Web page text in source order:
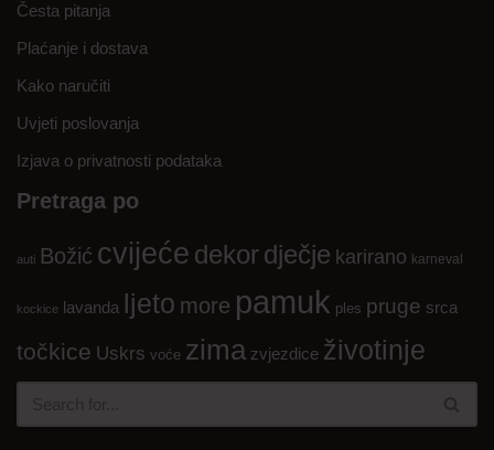
Česta pitanja
Plaćanje i dostava
Kako naručiti
Uvjeti poslovanja
Izjava o privatnosti podataka
Pretraga po
auti Božić cvijeće dekordječje karirano karneval
kockice lavanda ljeto more pamuk ples pruge srca
točkice Uskrs voće zima zvjezdice životinje